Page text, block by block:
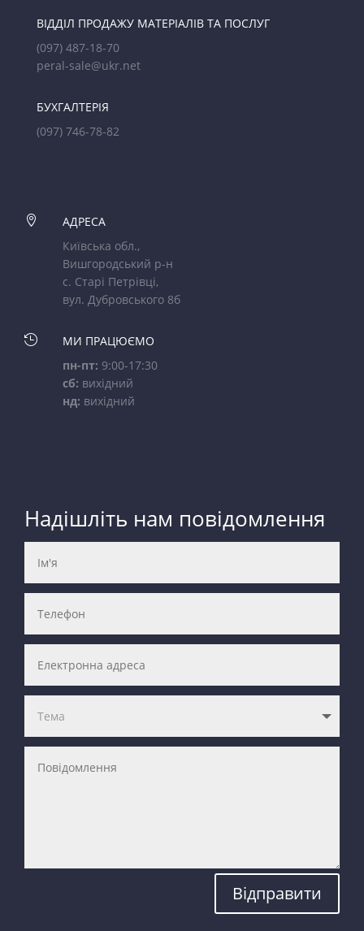
ВІДДІЛ ПРОДАЖУ МАТЕРІАЛІВ ТА ПОСЛУГ
(097) 487-18-70
peral-sale@ukr.net
БУХГАЛТЕРІЯ
(097) 746-78-82

АДРЕСА
Київська обл.,
Вишгородський р-н
с. Старі Петрівці,
вул. Дубровського 8б

МИ ПРАЦЮЄМО
пн-пт: 9:00-17:30
сб: вихідний
нд: вихідний
Надішліть нам повідомлення
Відправити